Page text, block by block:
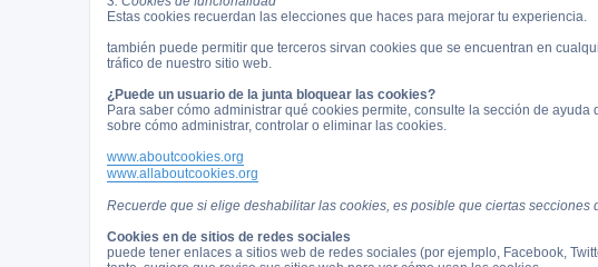
Estas cookies recuerdan las elecciones que haces para mejorar tu experiencia.
también puede permitir que terceros sirvan cookies que se encuentran en
tráfico de nuestro sitio web.
¿Puede un usuario de la junta bloquear las cookies?
Para saber cómo administrar qué cookies permite, consulte la sección de
sobre cómo administrar, controlar o eliminar las cookies.
www.aboutcookies.org
www.allaboutcookies.org
Recuerde que si elige deshabilitar las cookies, es posible que ciertas secciones
Cookies en de sitios de redes sociales
puede tener enlaces a sitios web de redes sociales (por ejemplo, Facebook,